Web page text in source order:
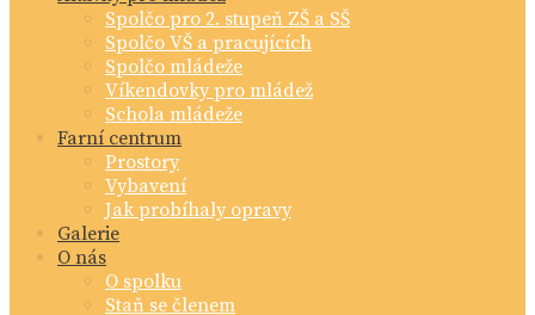
Spolčo pro 2. stupeň ZŠ a SŠ
Spolčo VŠ a pracujících
Spolčo mládeže
Víkendovky pro mládež
Schola mládeže
Farní centrum
Prostory
Vybavení
Jak probíhaly opravy
Galerie
O nás
O spolku
Staň se členem